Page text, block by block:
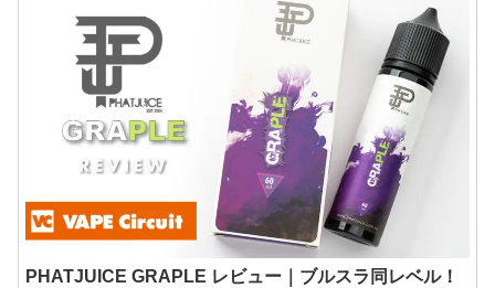
PHATJUICE GRAPLE レビュー｜ブルスラ同レベル！